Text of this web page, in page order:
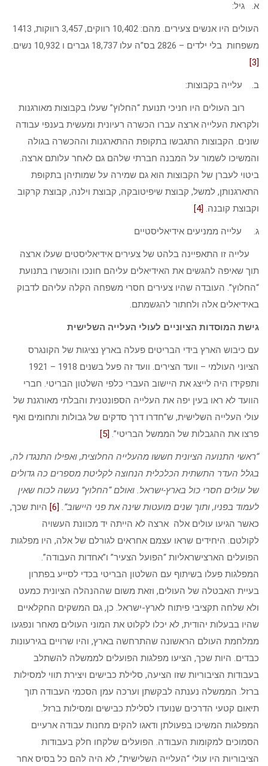
א. גיל:
העולים היו אנשים צעירים. מהם: 10,402 רווקים, 3,457 רווקות, 1413
משפחות בלי ילדים – 2826 בס”ה עלו 18,737 גברים ו 10,932 נשים.
[3]
ב. עלייה בקבוצות:
רוב העולים היו חניכי תנועת “החלוץ” שעלו בקבוצות מאורגנות
ולקראת העלייה ארצה עברו הכשרה רעיונית ומעשית בענפי עבודה
שונים. הקבוצות התגבשו בתקופת ההתארגנות וההכשרה בגולה
והמשיכו לשמור על המבנה חברתי שלהם גם לאחר עלותם ארצה.
ביטוי לעברן של הקבוצות הוא גם שמירה על שמותיהן בתקופת
התארגנותן, למשל, קבוצת שיפיטובקה, קבוצת וילנה, קבוצת קרקוב
וקבוצת קובנה. [4]
ג. עלייה ממניעים אידיאליסטיים
עלייה זו התאפיינה בלהט של צעירים אידיאליסטים שעלו ארצה
תוך שאיפה להגשים את האידיאלים עליהם חונכו והוכשרו בתנועת
“החלוץ”. העובדה שהיו צעירים חסרי משפחה הקלה עליהם לדבוק
באידיאלים אלה ולחתור להגשמתם.
גישת המוסדות הציוניים לעולי העלייה השלישית
עם כיבוש הארץ בידי הבריטים פעלה בארץ נציגות של הקונגרס
הציוני העולמי – וועד הצירים. וועד זה פעל בשנים 1918 – 1921
ותפקידו היה לייצג את היישוב העברי כלפי השלטון הבריטי. חברי
הוועד לא ראו בעין יפה את העלייה הספונטנית והבלתי מאורגנת של
עולי העלייה השלישית, ש”חדרו דרך סדקים של גבולות ותחומים ואף
פרצו את ההגבלות של הממשל הבריטי”. [5]
“ראשי התנועה הציונית חששו מהעלייה החלוצית, ואפילו התנגדו לה,
בגלל העדר התשתית הכלכלית הנחוצה לקליטת מספרים כה גדולים
של עולים חסרי כול בארץ-ישראל. ואולם “החלוץ” נעשה לכוח שאין
לעמוד בפניו, ותוך שנים מועטות שינה את פני היישוב”. [6]
היות שכך,
כאשר הגיעו עולים אלה ארצה לא הייתה יד מכוונת העשויה
לקולטם. היחידים שראו עצמם אחראים לגורלם של אלה, היו מפלגות
הפועלים הארצישראליות “הפועל הצעיר” ו”אחדות העבודה”.
המפלגות פעלו בשיתוף עם השלטון הבריטי בכדי לסייע בפתרון
בעיית האבטלה של העולים, וזאת משום שההנהלה הציונית כמעט
ולא שלחה תקציבי פיתוח לארץ-ישראל. כן, גם המשקים החקלאיים
שהיו בבעלות יהודית, לא יכלו לקלוט את המוני העולים מאחר ונפגעו
ממלחמת העולם הראשונה שהתרחשה בארץ, והיו שרויים בגירעונות
כבדים. היות שכך, הציעו מפלגות הפועלים לממשלה להשתלב
בעבודות הציבוריות שזו הציעה, סלילת כבישים ויצירת תווי למסילות
ברזל. הממשלה נענתה לבקשתן וערכה עמן הסכמי העבודה תוך
תיאום קטעי הדרכים שנועדו לסלילת כבישים ומסילות ברזל.
המפלגות המשיכו בפעולתן ודאגו להקים מחנות עבודה ארעיים
הסמוכים למקומות העבודה. הפועלים שלקחו חלק בעבודות
הציבוריות היו עולי “העלייה השלישית”, לא היה להם כל בסיס אחר